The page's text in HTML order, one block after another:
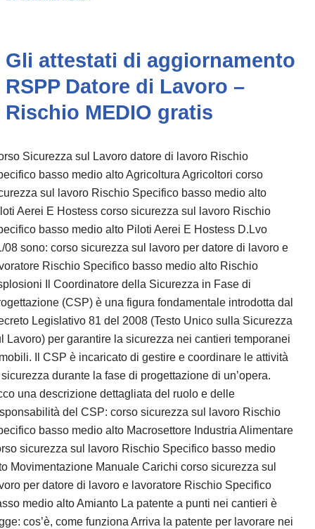
Gli attestati di aggiornamento
RSPP Datore di Lavoro –
Rischio MEDIO gratis
Sicurezza sul Lavoro datore di lavoro Rischio
basso medio alto Agricoltura Agricoltori corso
sul lavoro Rischio Specifico basso medio alto
Aerei E Hostess corso sicurezza sul lavoro Rischio
basso medio alto Piloti Aerei E Hostess D.Lvo
08 sono: corso sicurezza sul lavoro per datore di lavoro e
Rischio Specifico basso medio alto Rischio
Il Coordinatore della Sicurezza in Fase di
(CSP) è una figura fondamentale introdotta dal
Legislativo 81 del 2008 (Testo Unico sulla Sicurezza
Lavoro) per garantire la sicurezza nei cantieri temporanei
Il CSP è incaricato di gestire e coordinare le attività
durante la fase di progettazione di un’opera.
una descrizione dettagliata del ruolo e delle
del CSP: corso sicurezza sul lavoro Rischio
basso medio alto Macrosettore Industria Alimentare
sicurezza sul lavoro Rischio Specifico basso medio
Movimentazione Manuale Carichi corso sicurezza sul
per datore di lavoro e lavoratore Rischio Specifico
medio alto Amianto La patente a punti nei cantieri è
cos’è, come funziona Arriva la patente per lavorare nei